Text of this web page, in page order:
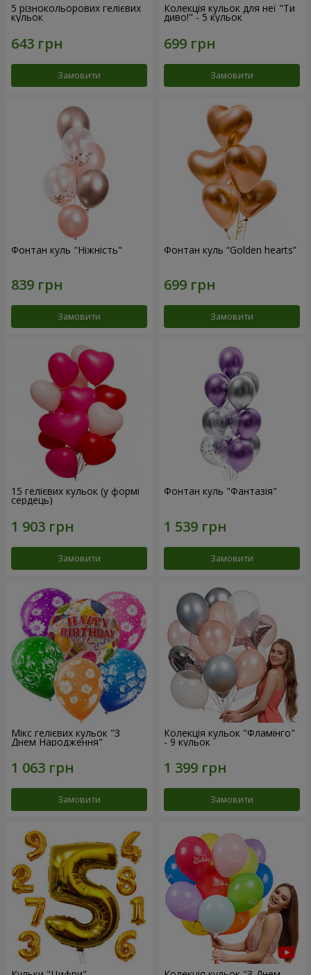
5 різнокольорових гелієвих
кульок
Замовити
Колекція кульок для неї "Ти
диво!" - 5 кульок
Замовити
Фонтан куль "Ніжність"
Замовити
Фонтан куль “Golden hearts”
Замовити
15 гелієвих кульок (у формі
сердець)
Замовити
Фонтан куль "Фантазія"
Замовити
Мікс гелієвих кульок "З
Днем Народження"
Замовити
Колекція кульок "Фламінго"
- 9 кульок
Замовити